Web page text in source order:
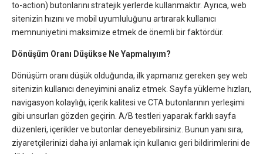
to-action) butonlarını stratejik yerlerde kullanmaktır. Ayrıca, web
sitenizin hızını ve mobil uyumluluğunu artırarak kullanıcı
memnuniyetini maksimize etmek de önemli bir faktördür.
Dönüşüm Oranı Düşükse Ne Yapmalıyım?
Dönüşüm oranı düşük olduğunda, ilk yapmanız gereken şey web
sitenizin kullanıcı deneyimini analiz etmek. Sayfa yükleme hızları,
navigasyon kolaylığı, içerik kalitesi ve CTA butonlarının yerleşimi
gibi unsurları gözden geçirin. A/B testleri yaparak farklı sayfa
düzenleri, içerikler ve butonlar deneyebilirsiniz. Bunun yanı sıra,
ziyaretçilerinizi daha iyi anlamak için kullanıcı geri bildirimlerini de